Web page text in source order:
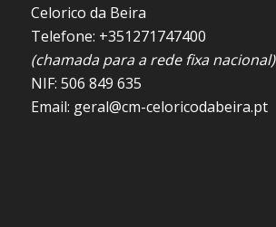
Celorico da Beira
Telefone: +351271747400
(chamada para a rede fixa nacional)
NIF: 506 849 635
Email: geral@cm-celoricodabeira.pt